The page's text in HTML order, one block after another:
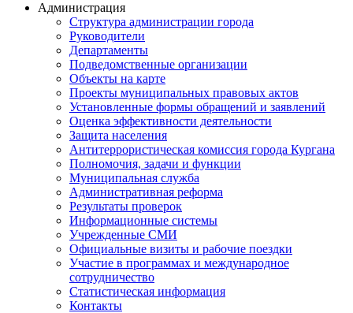
Администрация
Структура администрации города
Руководители
Департаменты
Подведомственные организации
Объекты на карте
Проекты муниципальных правовых актов
Установленные формы обращений и заявлений
Оценка эффективности деятельности
Защита населения
Антитеррористическая комиссия города Кургана
Полномочия, задачи и функции
Муниципальная служба
Административная реформа
Результаты проверок
Информационные системы
Учрежденные СМИ
Официальные визиты и рабочие поездки
Участие в программах и международное
сотрудничество
Статистическая информация
Контакты